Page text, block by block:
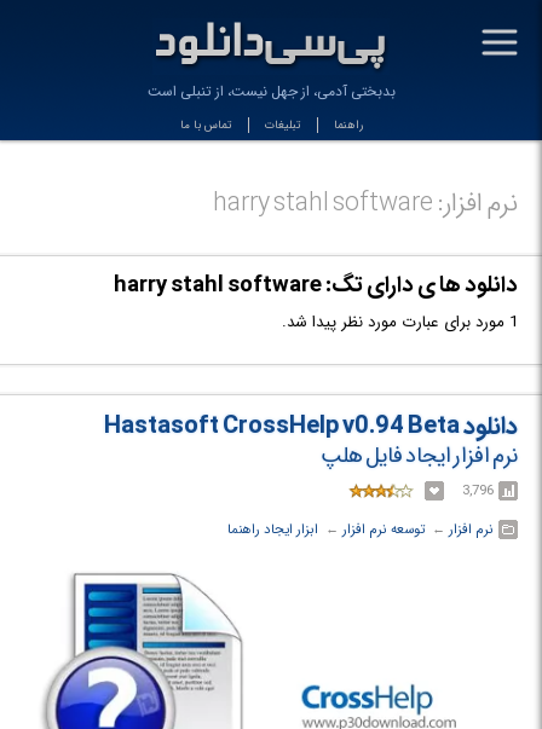
-
بدبختی آدمی، از جهل نیست، از تنبلی است
راهنما تبلیغات تماس با ما
نرم افزار: harry stahl software
دانلود ها ی دارای تگ: harry stahl software
1 مورد برای عبارت مورد نظر پیدا شد.
دانلود Hastasoft CrossHelp v0.94 Beta
نرم افزار ایجاد فایل هلپ
3,796
نرم افزار ← ‏توسعه نرم افزار ← ‏ ابزار ایجاد راهنما